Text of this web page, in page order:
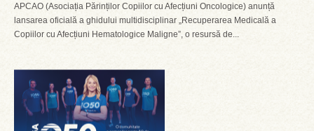
APCAO (Asociația Părinților Copiilor cu Afecțiuni Oncologice) anunță
lansarea oficială a ghidului multidisciplinar „Recuperarea Medicală a
Copiilor cu Afecțiuni Hematologice Maligne”, o resursă de...